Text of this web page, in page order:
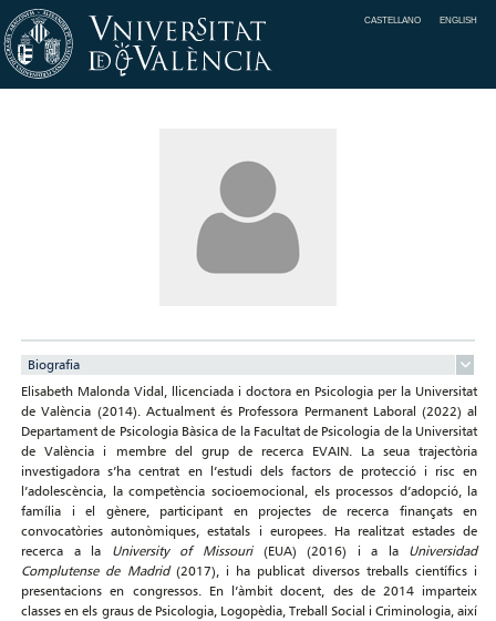
CASTELLANO ENGLISH
Biografia
Elisabeth Malonda Vidal, llicenciada i doctora en Psicologia per la Universitat
de València (2014). Actualment és Professora Permanent Laboral (2022) al
Departament de Psicologia Bàsica de la Facultat de Psicologia de la Universitat
de València i membre del grup de recerca EVAIN. La seua trajectòria
investigadora s’ha centrat en l’estudi dels factors de protecció i risc en
l’adolescència, la competència socioemocional, els processos d’adopció, la
família i el gènere, participant en projectes de recerca finançats en
convocatòries autonòmiques, estatals i europees. Ha realitzat estades de
recerca a la University of Missouri(EUA) (2016) i a la Universidad
Complutense de Madrid(2017), i ha publicat diversos treballs científics i
presentacions en congressos. En l’àmbit docent, des de 2014 imparteix
classes en els graus de Psicologia, Logopèdia, Treball Social i Criminologia, així